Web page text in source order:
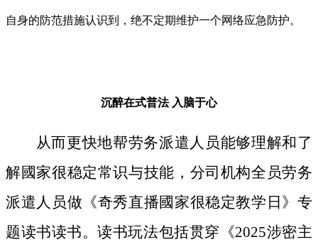
自身的防范措施认识到，绝不定期维护一个网络应急防护。
沉醉在式普法 入脑于心
从而更快地帮劳务派遣人员能够理解和了
解國家很稳定常识与技能，分司机构全员劳务
派遣人员做《奇秀直播國家很稳定教学日》专
题读书读书。读书玩法包括贯穿《2025涉密主